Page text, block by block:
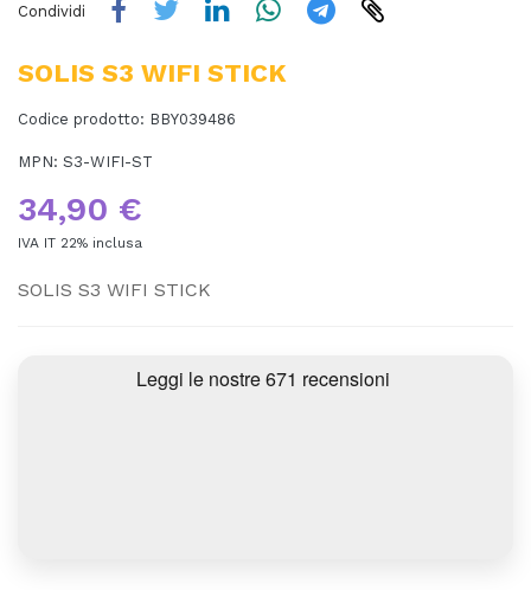
Condividi
SOLIS S3 WIFI STICK
Codice prodotto: BBY039486
MPN: S3-WIFI-ST
34,90 €
IVA IT 22% inclusa
SOLIS S3 WIFI STICK